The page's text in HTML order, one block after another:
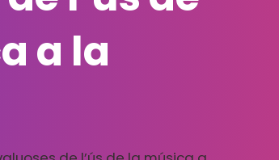
a la